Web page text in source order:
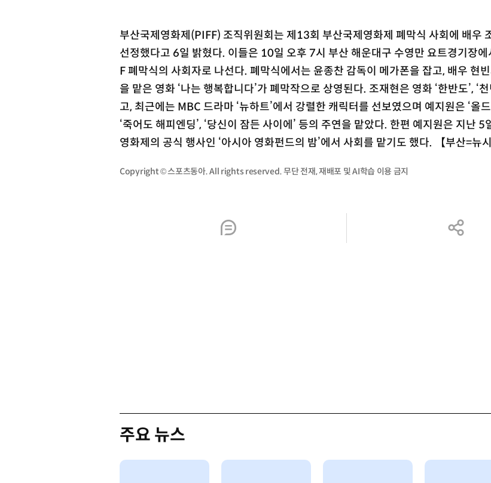
부산국제영화제(PIFF) 조직위원회는 제13회 부산국제영화제 폐막식 사회에 배우
선정했다고 6일 밝혔다. 이들은 10일 오후 7시 부산 해운대구 수영만 요트경기장
F 폐막식의 사회자로 나선다. 폐막식에서는 윤종찬 감독이 메가폰을 잡고, 배우 현
을 맡은 영화 ‘나는 행복합니다’가 폐막작으로 상영된다. 조재현은 영화 ‘한반도’, ‘
고, 최근에는 MBC 드라마 ‘뉴하트’에서 강렬한 캐릭터를 선보였으며 예지원은 ‘올
‘죽어도 해피엔딩’, ‘당신이 잠든 사이에’ 등의 주연을 맡았다. 한편 예지원은 지난 5
영화제의 공식 행사인 ‘아시아 영화펀드의 밤’에서 사회를 맡기도 했다. 【부산=뉴시
Copyright © 스포츠동아. All rights reserved. 무단 전재, 재배포 및 AI학습 이용 금지
주요 뉴스